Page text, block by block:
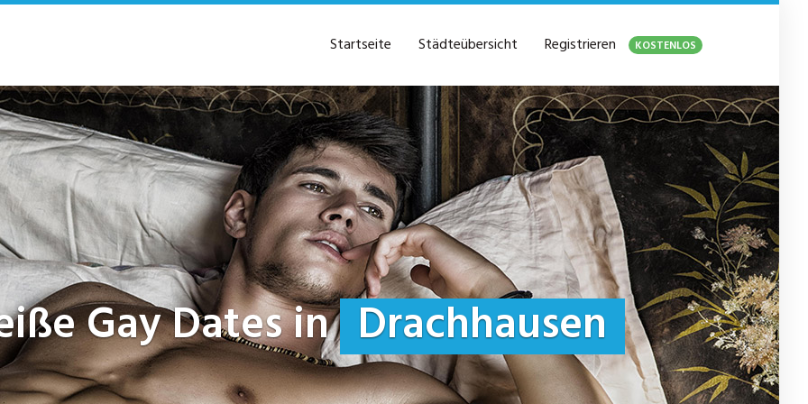
Startseite Städteübersicht Registrieren KOSTENLOS
Gay Dates in Drachhausen